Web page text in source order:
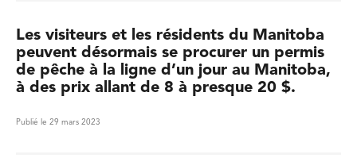
Les visiteurs et les résidents du Manitoba
peuvent désormais se procurer un permis
de pêche à la ligne d’un jour au Manitoba,
à des prix allant de 8 à presque 20 $.
Publié le 29 mars 2023